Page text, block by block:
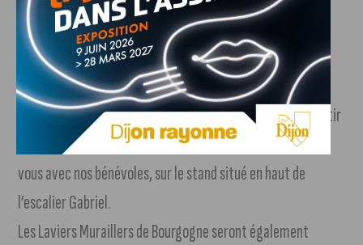
Palais des Etats, Place de la Libération
Les ducs Valois de Bourgogne ont fortement contribué à la
construction de la notion de Climats. Philippe le Hardi
contribua par exemple à l’édit de règles destinées à garantir
la qualité des vins. Pour en apprendre davantage… rendez-
vous avec nos bénévoles, sur le stand situé en haut de
l’escalier Gabriel.
Les Laviers Muraillers de Bourgogne seront également